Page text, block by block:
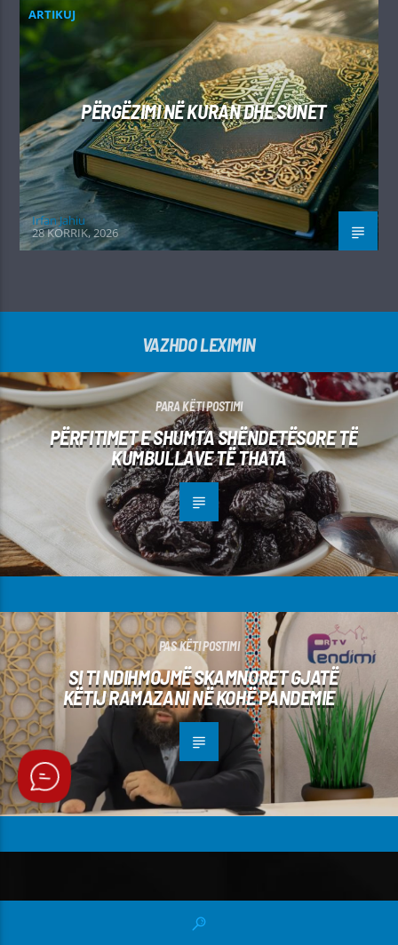
ARTIKUJ
PËRGËZIMI NË KURAN DHE SUNET
Irfan Jahiu
28 KORRIK, 2026
VAZHDO LEXIMIN
PARA KËTI POSTIMI
PËRFITIMET E SHUMTA SHËNDETËSORE TË
KUMBULLAVE TË THATA
PAS KËTI POSTIMI
SI TI NDIHMOJMË SKAMNORET GJATË
KËTIJ RAMAZANI NË KOHË PANDEMIE